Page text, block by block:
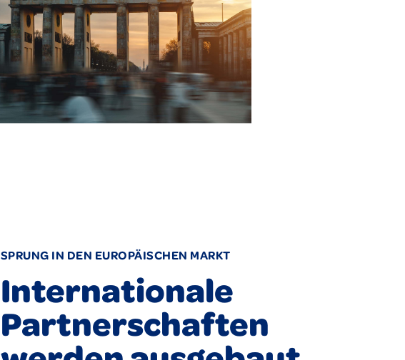
SPRUNG IN DEN EUROPÄISCHEN MARKT
Internationale
Partnerschaften